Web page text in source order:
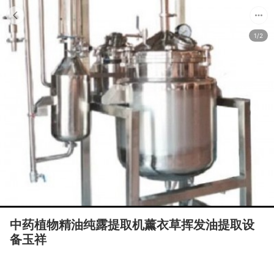
1/2
中药植物精油纯露提取机薰衣草挥发油提取设
备玉祥